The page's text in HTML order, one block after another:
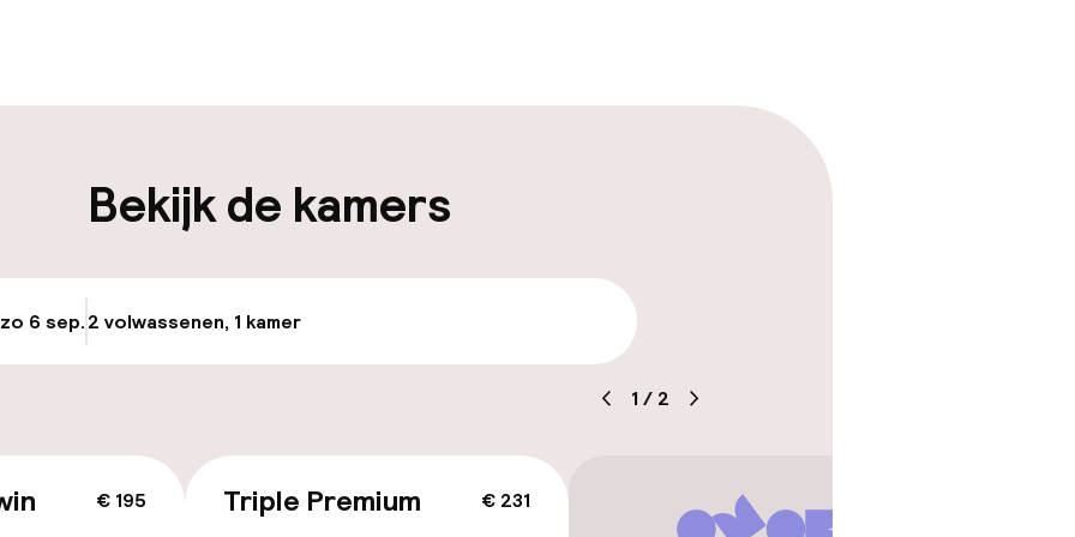
op eigen
Luchthavenshuttle
Transferservice
Bekijk de kamers
6 sep.2 volwassenen, 1 kamer
1 / 2
€ 195 € 231
Triple Premium